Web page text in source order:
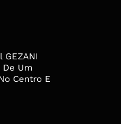
GEZANI
De Um
Centro E